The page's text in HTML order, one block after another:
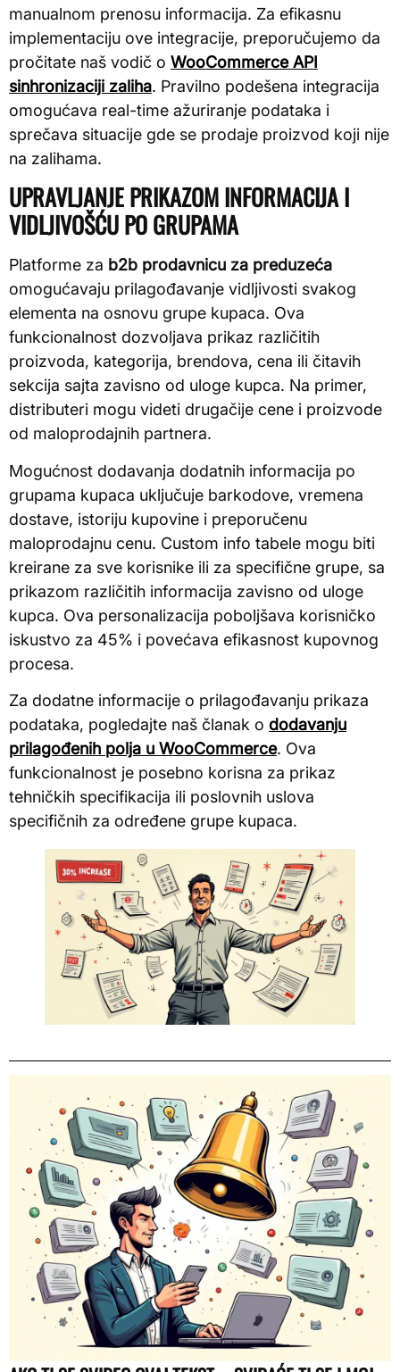
manualnom prenosu informacija. Za efikasnu
implementaciju ove integracije, preporučujemo da
pročitate naš vodič o WooCommerce API
sinhronizaciji zaliha. Pravilno podešena integracija
omogućava real-time ažuriranje podataka i
sprečava situacije gde se prodaje proizvod koji nije
na zalihama.
UPRAVLJANJE PRIKAZOM INFORMACIJA I
VIDLJIVOŠĆU PO GRUPAMA
Platforme za b2b prodavnicu za preduzeća
omogućavaju prilagođavanje vidljivosti svakog
elementa na osnovu grupe kupaca. Ova
funkcionalnost dozvoljava prikaz različitih
proizvoda, kategorija, brendova, cena ili čitavih
sekcija sajta zavisno od uloge kupca. Na primer,
distributeri mogu videti drugačije cene i proizvode
od maloprodajnih partnera.
Mogućnost dodavanja dodatnih informacija po
grupama kupaca uključuje barkodove, vremena
dostave, istoriju kupovine i preporučenu
maloprodajnu cenu. Custom info tabele mogu biti
kreirane za sve korisnike ili za specifične grupe, sa
prikazom različitih informacija zavisno od uloge
kupca. Ova personalizacija poboljšava korisničko
iskustvo za 45% i povećava efikasnost kupovnog
procesa.
Za dodatne informacije o prilagođavanju prikaza
podataka, pogledajte naš članak o dodavanju
prilagođenih polja u WooCommerce. Ova
funkcionalnost je posebno korisna za prikaz
tehničkih specifikacija ili poslovnih uslova
specifičnih za određene grupe kupaca.